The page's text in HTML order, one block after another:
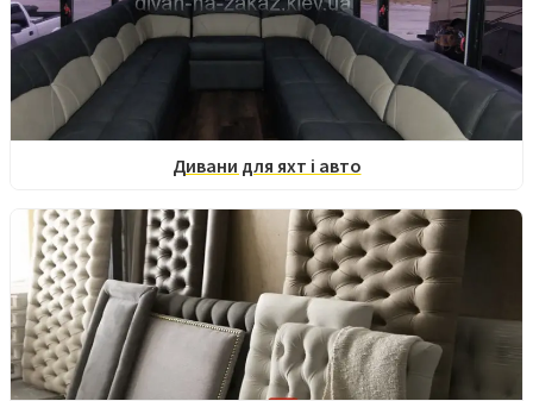
Дивани для яхт і авто